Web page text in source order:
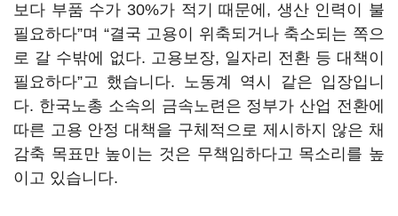
보다 부품 수가 30%가 적기 때문에, 생산 인력이 불
필요하다”며 “결국 고용이 위축되거나 축소되는 쪽으
로 갈 수밖에 없다. 고용보장, 일자리 전환 등 대책이
필요하다”고 했습니다. 노동계 역시 같은 입장입니
다. 한국노총 소속의 금속노련은 정부가 산업 전환에
따른 고용 안정 대책을 구체적으로 제시하지 않은 채
감축 목표만 높이는 것은 무책임하다고 목소리를 높
이고 있습니다.